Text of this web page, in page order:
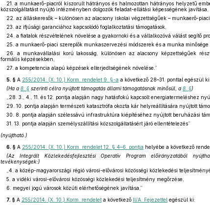
21. a munkaerő-piacról kiszorult hátrányos és halmozottan hátrányos helyzetű
közszolgáltatást nyújtó intézményben dolgozók feladat-ellátási képességének javítása,
22. az álláskeresők – különösen az alacsony iskolai végzettségűek – munkaerő-
23. az ifjúsági garanciához kapcsolódó foglalkoztatási támogatások,
24. a fiatalok részvételének növelése a gyakornoki és a vállalkozóvá válást segítő
25. a munkaerő-piaci szereplők munkaszervezési módszerek és a munka
26. a munkavállalási korú lakosság, különösen az alacsony képzettségűek
formális képzésekben,
27. a kompetencia alapú képzések elterjedtségének növelése.”
5. §A 255/2014. (X. 10.) Korm. rendelet 9. §-a a következő 28–31. ponttal egészül ki:
(Ha a 8. §szerinti célra nyújtott támogatás állami támogatásnak minősül, a 8. §)
„28. 3., 4., 11. és 12. pontja alapján nagy hatásfokú kapcsolt energiatermeléshez
29. 10. pontja alapján természeti katasztrófa okozta kár helyreállítására nyújtott
30. 8. pontja alapján szélessávú infrastruktúra kiépítéséhez nyújtott beruházási
31. 13. pontja alapján személyszállítási közszolgáltatásért járó ellentételezés”
(nyújtható.)
6. §A 255/2014. (X. 10.) Korm. rendelet 12. § 4–6. pontja helyébe a következő
(Az Integrált Közlekedésfejlesztési Operatív Program előirányzatából
tevékenységek:)
„4. a közép-magyarországi régió városi-elővárosi közösségi közlekedési
5. a vidéki városi-elővárosi közösségi közlekedési teljesítmény megőrzése,
6. megyei jogú városok közúti elérhetőségének javítása,”
7. §A 255/2014. (X. 10.) Korm. rendeleta következő II/A. Fejezettel egészül ki: